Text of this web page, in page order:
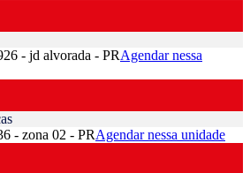
- jd alvorada - PRAgendar nessa
- zona 02 - PRAgendar nessa unidade